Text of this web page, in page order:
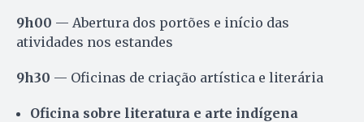
9h00 — Abertura dos portões e início das
atividades nos estandes
9h30 — Oficinas de criação artística e literária
Oficina sobre literatura e arte indígena